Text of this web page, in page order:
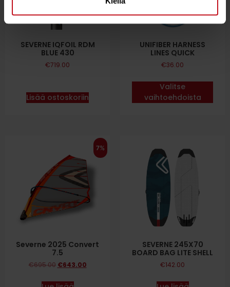
SEVERNE IQFOIL RDM
BLUE 430
€719.00
Lisää ostoskoriin
UNIFIBER HARNESS
LINES QUICK
€36.00
Valitse
vaihtoehdoista
7%
Severne 2025 Convert
7.5
€695.00 €643.00
SEVERNE 245X70
BOARD BAG LITE SHELL
€142.00